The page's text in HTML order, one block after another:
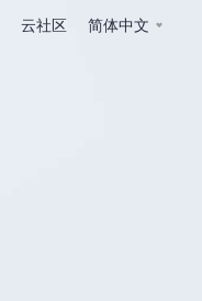
云社区 简体中文